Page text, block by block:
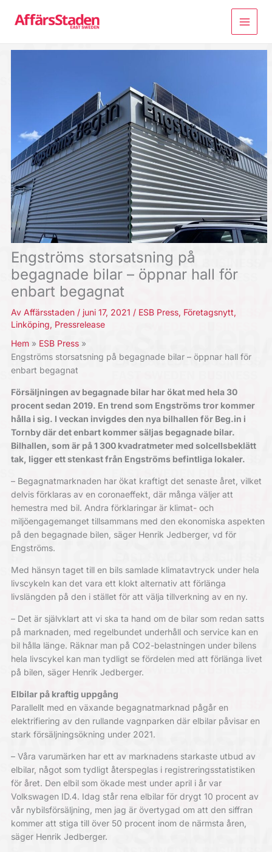
Engströms storsatsning på
begagnade bilar – öppnar hall för
enbart begagnat
Av Affärsstaden / juni 17, 2021 / ESB Press, Företagsnytt,
Linköping, Pressrelease
Hem
ESB Press
Engströms storsatsning på begagnade bilar – öppnar hall för
enbart begagnat
Försäljningen av begagnade bilar har ökat med hela 30
procent sedan 2019. En trend som Engströms tror kommer
hålla i sig. I veckan invigdes den nya bilhallen för Beg.in i
Tornby där det enbart kommer säljas begagnade bilar.
Bilhallen, som är på 1 300 kvadratmeter med solcellsbeklätt
tak, ligger ett stenkast från Engströms befintliga lokaler.
– Begagnatmarknaden har ökat kraftigt det senaste året, vilket
delvis förklaras av en coronaeffekt, där många väljer att
hemestra med bil. Andra förklaringar är klimat- och
miljöengagemanget tillsammans med den ekonomiska aspekten
på den begagnade bilen, säger Henrik Jedberger, vd för
Engströms.
Med hänsyn taget till en bils samlade klimatavtryck under hela
livscykeln kan det vara ett klokt alternativ att förlänga
livslängden på den i stället för att välja tillverkning av en ny.
– Det är självklart att vi ska ta hand om de bilar som redan satts
på marknaden, med regelbundet underhåll och service kan en
bil hålla länge. Räknar man på CO2-belastningen under bilens
hela livscykel kan man tydligt se fördelen med att förlänga livet
på bilen, säger Henrik Jedberger.
Elbilar på kraftig uppgång
Parallellt med en växande begagnatmarknad pågår en
elektrifiering av den rullande vagnparken där elbilar påvisar en
stark försäljningsökning under 2021.
– Våra varumärken har ett av marknadens starkaste utbud av
elbilar, något som tydligt återspeglas i registreringsstatistiken
för året. Den elbil som ökade mest under april i år var
Volkswagen ID.4. Idag står rena elbilar för drygt 10 procent av
vår nybilsförsäljning, men jag är övertygad om att den siffran
kommer att stiga till över 50 procent inom de närmsta åren,
säger Henrik Jedberger.